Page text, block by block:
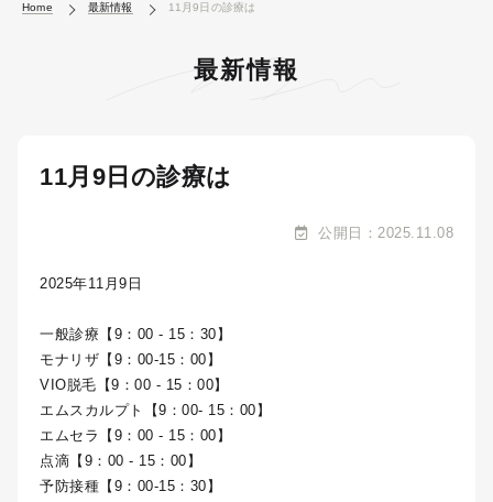
Home 最新情報 11月9日の診療は
最新情報
11月9日の診療は
公開日：2025.11.08
2025年11月9日
一般診療【9：00 - 15：30】
モナリザ【9：00-15：00】
VIO脱毛【9：00 - 15：00】
エムスカルプト【9：00- 15：00】
エムセラ【9：00 - 15：00】
点滴【9：00 - 15：00】
予防接種【9：00-15：30】